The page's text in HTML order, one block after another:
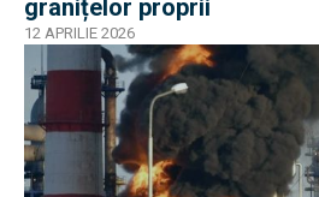
granițelor proprii
12 APRILIE 2026